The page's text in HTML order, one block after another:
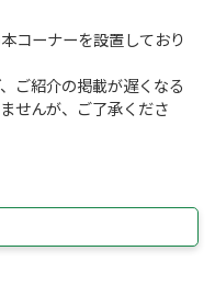
コーナーを設置しており
ご紹介の掲載が遅くなる
せんが、ご了承くださ